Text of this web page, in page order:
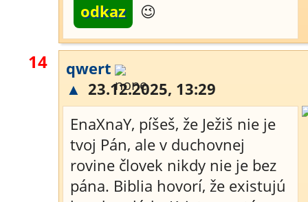
odkaz 😉
14
qwert
▲ 23.12.2025, 13:29
EnaXnaY, píšeš, že Ježiš nie je
tvoj Pán, ale v duchovnej
rovine človek nikdy nie je bez
pána. Biblia hovorí, že existujú